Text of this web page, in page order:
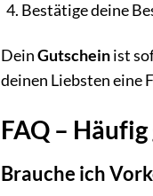
Bestätige deine
DeinGutscheinist
deinen Liebsten eine
FAQ –
Brauche ich